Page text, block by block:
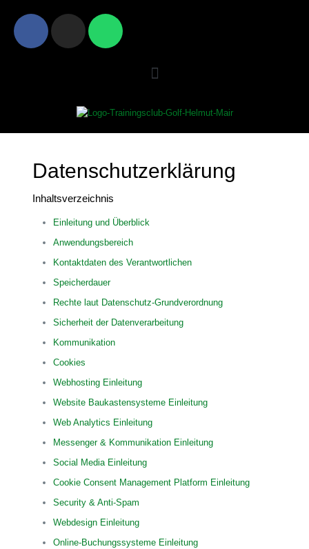
Datenschutzerklärung
Inhaltsverzeichnis
Einleitung und Überblick
Anwendungsbereich
Kontaktdaten des Verantwortlichen
Speicherdauer
Rechte laut Datenschutz-Grundverordnung
Sicherheit der Datenverarbeitung
Kommunikation
Cookies
Webhosting Einleitung
Website Baukastensysteme Einleitung
Web Analytics Einleitung
Messenger & Kommunikation Einleitung
Social Media Einleitung
Cookie Consent Management Platform Einleitung
Security & Anti-Spam
Webdesign Einleitung
Online-Buchungssysteme Einleitung